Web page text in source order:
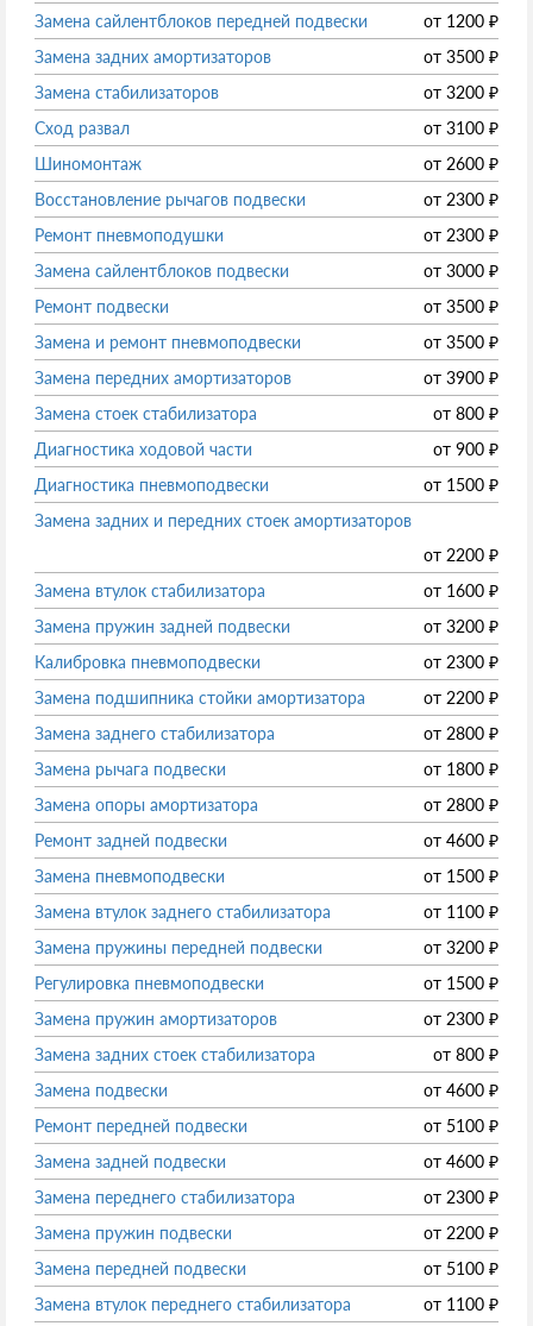
Замена сайлентблоков передней подвески
от 1200 ₽
Замена задних амортизаторов
от 3500 ₽
Замена стабилизаторов
от 3200 ₽
Сход развал
от 3100 ₽
Шиномонтаж
от 2600 ₽
Восстановление рычагов подвески
от 2300 ₽
Ремонт пневмоподушки
от 2300 ₽
Замена сайлентблоков подвески
от 3000 ₽
Ремонт подвески
от 3500 ₽
Замена и ремонт пневмоподвески
от 3500 ₽
Замена передних амортизаторов
от 3900 ₽
Замена стоек стабилизатора
от 800 ₽
Диагностика ходовой части
от 900 ₽
Диагностика пневмоподвески
от 1500 ₽
Замена задних и передних стоек амортизаторов
от 2200 ₽
Замена втулок стабилизатора
от 1600 ₽
Замена пружин задней подвески
от 3200 ₽
Калибровка пневмоподвески
от 2300 ₽
Замена подшипника стойки амортизатора
от 2200 ₽
Замена заднего стабилизатора
от 2800 ₽
Замена рычага подвески
от 1800 ₽
Замена опоры амортизатора
от 2800 ₽
Ремонт задней подвески
от 4600 ₽
Замена пневмоподвески
от 1500 ₽
Замена втулок заднего стабилизатора
от 1100 ₽
Замена пружины передней подвески
от 3200 ₽
Регулировка пневмоподвески
от 1500 ₽
Замена пружин амортизаторов
от 2300 ₽
Замена задних стоек стабилизатора
от 800 ₽
Замена подвески
от 4600 ₽
Ремонт передней подвески
от 5100 ₽
Замена задней подвески
от 4600 ₽
Замена переднего стабилизатора
от 2300 ₽
Замена пружин подвески
от 2200 ₽
Замена передней подвески
от 5100 ₽
Замена втулок переднего стабилизатора
от 1100 ₽